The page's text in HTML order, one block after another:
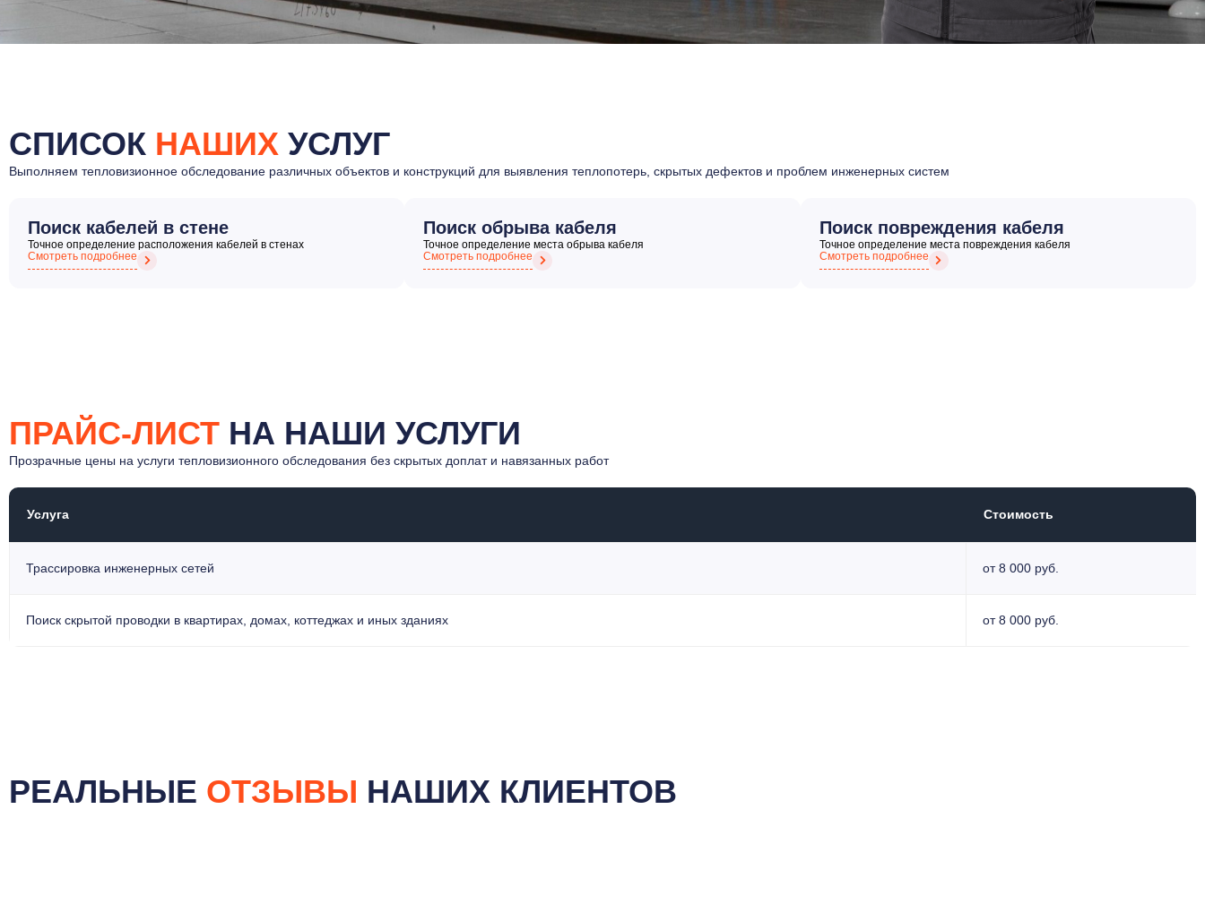
СПИСОК НАШИХ УСЛУГ
Выполняем тепловизионное обследование различных объектов и конструкций для выявления теплопотерь, скрытых дефектов и проблем инженерных систем
Поиск кабелей в стене
Точное определение расположения кабелей в стенах
Смотреть подробнее
Поиск обрыва кабеля
Точное определение места обрыва кабеля
Смотреть подробнее
Поиск повреждения кабеля
Точное определение места повреждения кабеля
Смотреть подробнее
ПРАЙС-ЛИСТ НА НАШИ УСЛУГИ
Прозрачные цены на услуги тепловизионного обследования без скрытых доплат и навязанных работ
Услуга Стоимость
Трассировка инженерных сетей от 8 000 руб.
Поиск скрытой проводки в квартирах, домах, коттеджах и иных зданиях от 8 000 руб.
РЕАЛЬНЫЕ ОТЗЫВЫ НАШИХ КЛИЕНТОВ